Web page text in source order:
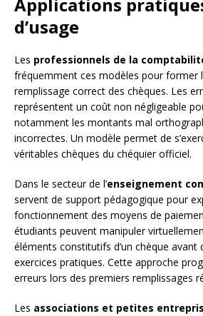
Applications
d’usage
Les professionnels de la
fréquemment ces modèles pour former
remplissage correct des chèques. Les
représentent un coût non négligeable
notamment les montants mal
incorrectes. Un modèle permet de
véritables chèques du chéquier officiel.
Dans le secteur de l’enseignement
servent de support pédagogique pour
fonctionnement des moyens de
étudiants peuvent manipuler
éléments constitutifs d’un chèque avant
exercices pratiques. Cette approche
erreurs lors des premiers remplissages
Les associations et petites